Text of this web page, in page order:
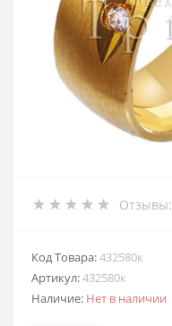
Отзывы:
Код Товара:432580к
Артикул:432580к
Наличие: Нет в наличии